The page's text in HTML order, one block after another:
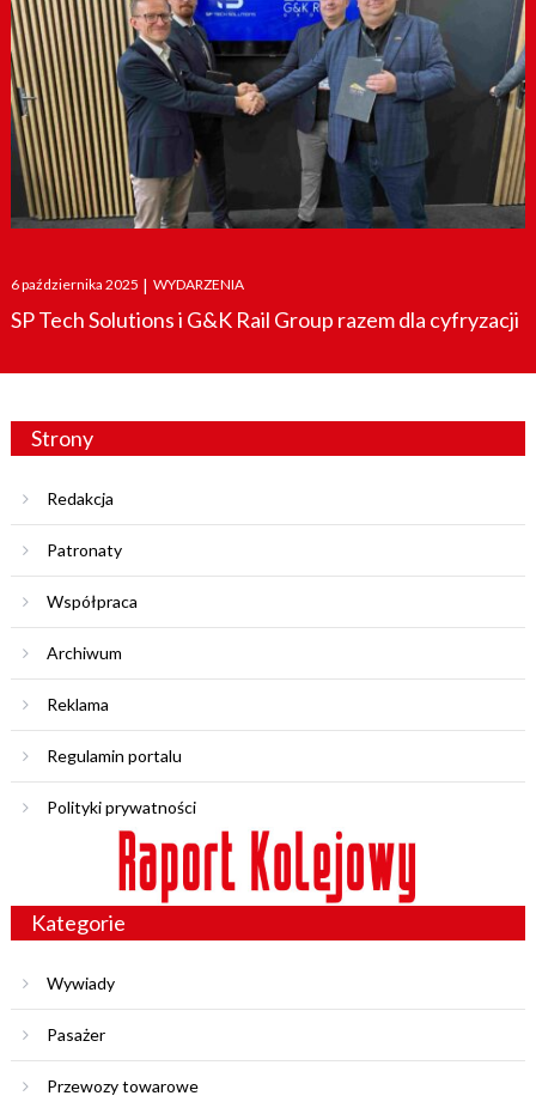
Posted
on
6 października 2025 WYDARZENIA
SP Tech Solutions i G&K Rail Group razem dla cyfryzacji
Strony
Redakcja
Patronaty
Współpraca
Archiwum
Reklama
Regulamin portalu
Polityki prywatności
Kategorie
Wywiady
Pasażer
Przewozy towarowe